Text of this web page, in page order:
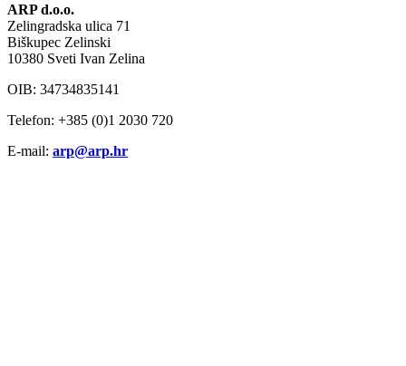
ARP d.o.o.
Zelingradska ulica 71
Biškupec Zelinski
10380 Sveti Ivan Zelina
OIB: 34734835141
Telefon: +385 (0)1 2030 720
E-mail: arp@arp.hr